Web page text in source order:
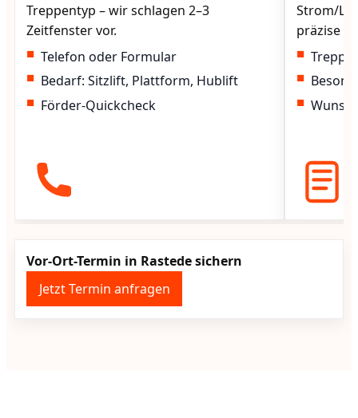
Treppentyp – wir schlagen 2–3
Zeitfenster vor.
Telefon oder Formular
Bedarf: Sitzlift, Plattform, Hublift
Förder-Quickcheck
Strom/
präzise
Vor-Ort-Termin in Rastede sichern
Jetzt Termin anfragen